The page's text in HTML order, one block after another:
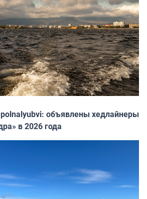
объявлены хедлайнеры
в 2026 года